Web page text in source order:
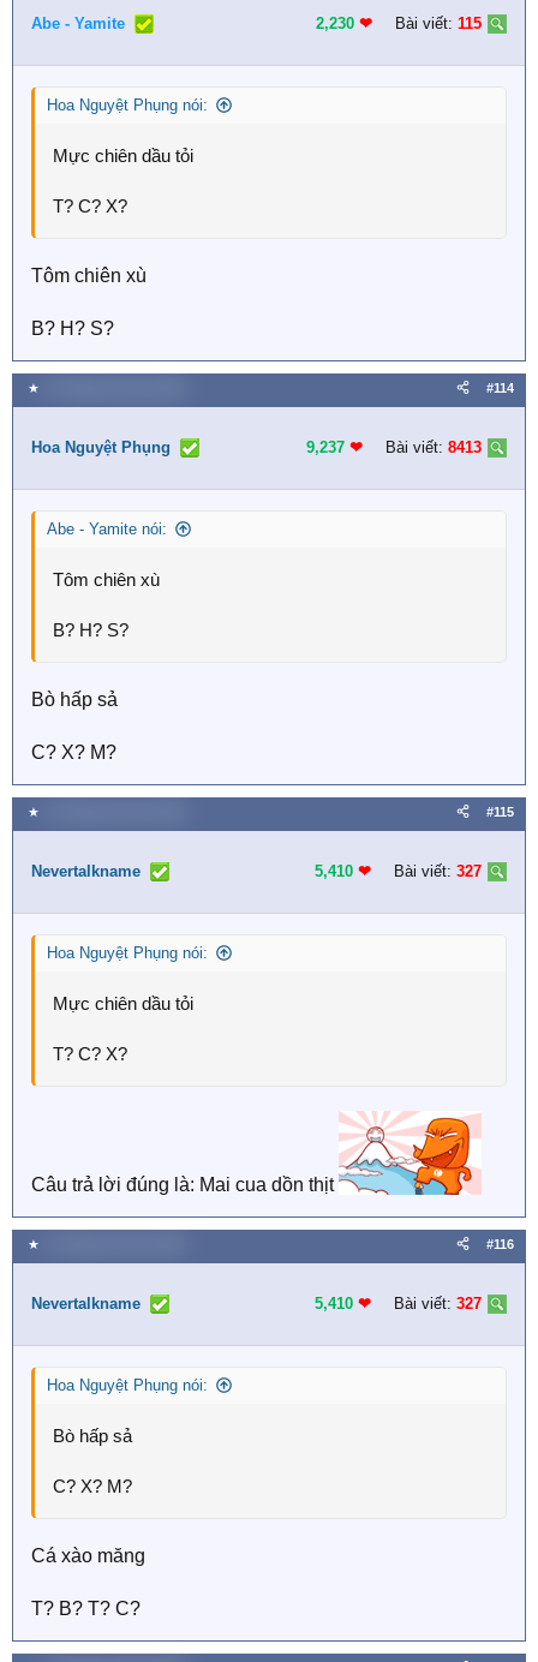
Abe - Yamite 2,230 ❤︎ Bài viết: 115
Hoa Nguyệt Phụng nói:
Mực chiên dầu tỏi
T? C? X?
Tôm chiên xù
B? H? S?
★ #114
Hoa Nguyệt Phụng 9,237 ❤︎ Bài viết: 8413
Abe - Yamite nói:
Tôm chiên xù
B? H? S?
Bò hấp sả
C? X? M?
★ #115
Nevertalkname 5,410 ❤︎ Bài viết: 327
Hoa Nguyệt Phụng nói:
Mực chiên dầu tỏi
T? C? X?
Câu trả lời đúng là: Mai cua dồn thịt
★ #116
Nevertalkname 5,410 ❤︎ Bài viết: 327
Hoa Nguyệt Phụng nói:
Bò hấp sả
C? X? M?
Cá xào măng
T? B? T? C?